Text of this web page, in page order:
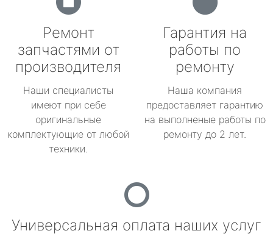
Ремонт
запчастями от
производителя
Наши специалисты
имеют при себе
оригинальные
комплектующие от любой
техники.
Гарантия на
работы по
ремонту
Наша компания
предоставляет гарантию
на выполненые работы по
ремонту до 2 лет.
Универсальная оплата наших услуг